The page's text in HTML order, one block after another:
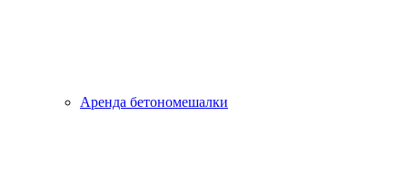
Аренда бетономешалки